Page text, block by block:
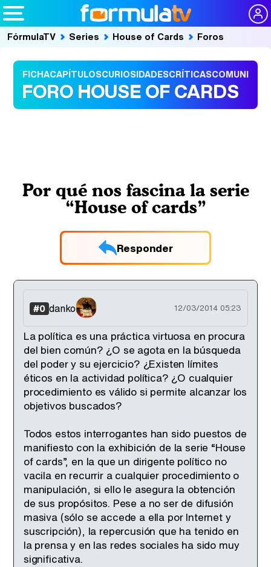
FórmulaTV Series House of Cards Foros
FICHACAPÍTULOSCURIOSIDADESCRÍTICASCOMUNIDAD
FORO HOUSE OF CARDS
Por qué nos fascina la serie
“House of cards”
Responder
#0 danko 12/03/2014 05:23
La política es una práctica virtuosa en procura
del bien común? ¿O se agota en la búsqueda
del poder y su ejercicio? ¿Existen límites
éticos en la actividad política? ¿O cualquier
procedimiento es válido si permite alcanzar los
objetivos buscados?
Todos estos interrogantes han sido puestos de
manifiesto con la exhibición de la serie “House
of cards”, en la que un dirigente político no
vacila en recurrir a cualquier procedimiento o
manipulación, si ello le asegura la obtención
de sus propósitos. Pese a no ser de difusión
masiva (sólo se accede a ella por Internet y
suscripción), la repercusión que ha tenido en
la prensa y en las redes sociales ha sido muy
significativa.